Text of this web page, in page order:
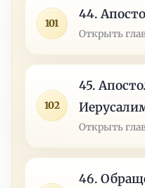
101
44.
Открыть
102
45.
Открыть
46.